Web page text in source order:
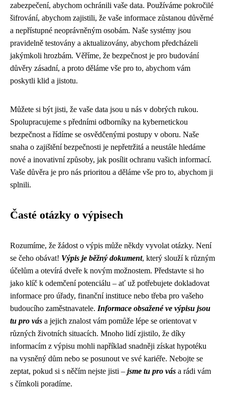
zabezpečení, abychom ochránili vaše data. Používáme pokročilé
šifrování, abychom zajistili, že vaše informace zůstanou důvěrné
a nepřístupné neoprávněným osobám. Naše systémy jsou
pravidelně testovány a aktualizovány, abychom předcházeli
jakýmkoli hrozbám. Věříme, že bezpečnost je pro budování
důvěry zásadní, a proto děláme vše pro to, abychom vám
poskytli klid a jistotu.
Můžete si být jisti, že vaše data jsou u nás v dobrých rukou.
Spolupracujeme s předními odborníky na kybernetickou
bezpečnost a řídíme se osvědčenými postupy v oboru. Naše
snaha o zajištění bezpečnosti je nepřetržitá a neustále hledáme
nové a inovativní způsoby, jak posílit ochranu vašich informací.
Vaše důvěra je pro nás prioritou a děláme vše pro to, abychom ji
splnili.
Časté otázky o výpisech
Rozumíme, že žádost o výpis může někdy vyvolat otázky. Není
se čeho obávat! Výpis je běžný dokument, který slouží k různým
účelům a otevírá dveře k novým možnostem. Představte si ho
jako klíč k odemčení potenciálu – ať už potřebujete dokladovat
informace pro úřady, finanční instituce nebo třeba pro vašeho
budoucího zaměstnavatele. Informace obsažené ve výpisu jsou
tu pro vás a jejich znalost vám pomůže lépe se orientovat v
různých životních situacích. Mnoho lidí zjistilo, že díky
informacím z výpisu mohli například snadněji získat hypotéku
na vysněný dům nebo se posunout ve své kariéře. Nebojte se
zeptat, pokud si s něčím nejste jisti – jsme tu pro vás a rádi vám
s čímkoli poradíme.